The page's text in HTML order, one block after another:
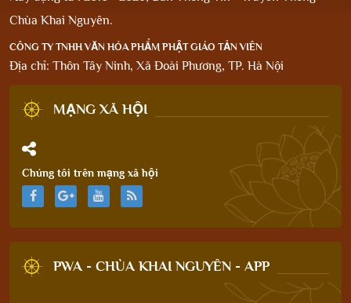
Chùa Khai Nguyên.
CÔNG TY TNHH VĂN HÓA PHẨM PHẬT GIÁO TẢN VIÊN
Địa chỉ: Thôn Tây Ninh, Xã Đoài Phương, TP. Hà Nội
MẠNG XÃ HỘI
Chúng tôi trên mạng xã hội
PWA - CHÙA KHAI NGUYÊN - APP